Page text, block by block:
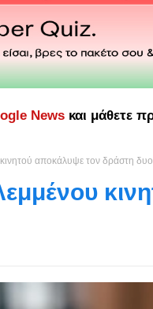
News και μάθετε
αποκάλυψε τον δράστη